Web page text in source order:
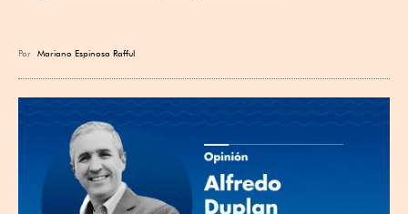
Por Mariano Espinosa Rafful